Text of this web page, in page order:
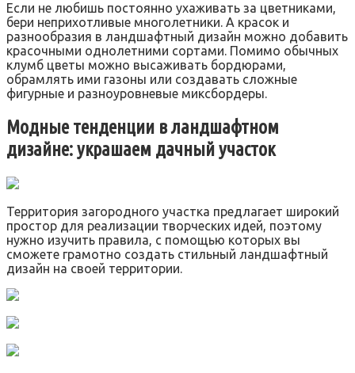
Если не любишь постоянно ухаживать за цветниками,
бери неприхотливые многолетники. А красок и
разнообразия в ландшафтный дизайн можно добавить
красочными однолетними сортами. Помимо обычных
клумб цветы можно высаживать бордюрами,
обрамлять ими газоны или создавать сложные
фигурные и разноуровневые миксбордеры.
Модные тенденции в ландшафтном
дизайне: украшаем дачный участок
Территория загородного участка предлагает широкий
простор для реализации творческих идей, поэтому
нужно изучить правила, с помощью которых вы
сможете грамотно создать стильный ландшафтный
дизайн на своей территории.